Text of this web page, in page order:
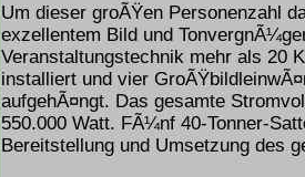
Um dieser groÃŸen Personenzahl
exzellentem Bild und
Veranstaltungstechnik mehr als 20
installiert und vier
aufgehÃ¤ngt. Das gesamte
550.000 Watt. FÃ¼nf 40-Tonner-
Bereitstellung und Umsetzung des